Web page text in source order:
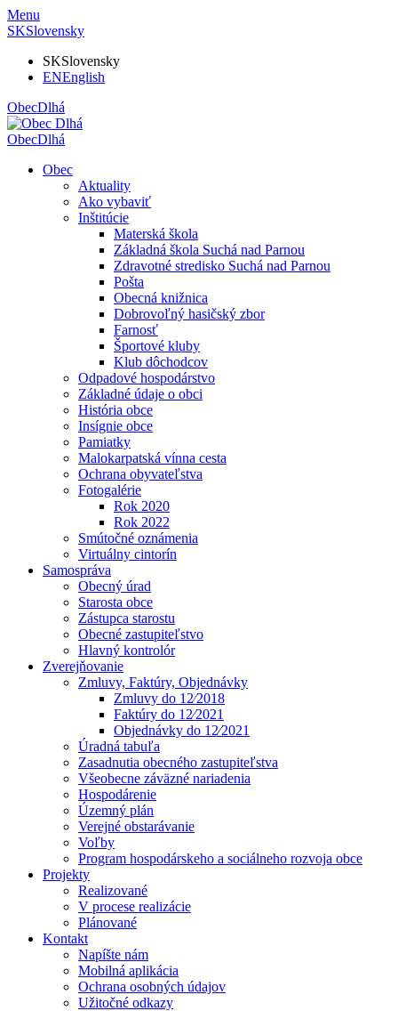
Menu
SKSlovensky
SKSlovensky
ENEnglish
ObecDlhá
ObecDlhá
Obec
Aktuality
Ako vybaviť
Inštitúcie
Materská škola
Základná škola Suchá nad Parnou
Zdravotné stredisko Suchá nad Parnou
Pošta
Obecná knižnica
Dobrovoľný hasičský zbor
Farnosť
Športové kluby
Klub dôchodcov
Odpadové hospodárstvo
Základné údaje o obci
História obce
Insígnie obce
Pamiatky
Malokarpatská vínna cesta
Ochrana obyvateľstva
Fotogalérie
Rok 2020
Rok 2022
Smútočné oznámenia
Virtuálny cintorín
Samospráva
Obecný úrad
Starosta obce
Zástupca starostu
Obecné zastupiteľstvo
Hlavný kontrolór
Zverejňovanie
Zmluvy, Faktúry, Objednávky
Zmluvy do 12⁄2018
Faktúry do 12⁄2021
Objednávky do 12⁄2021
Úradná tabuľa
Zasadnutia obecného zastupiteľstva
Všeobecne záväzné nariadenia
Hospodárenie
Územný plán
Verejné obstarávanie
Voľby
Program hospodárskeho a sociálneho rozvoja obce
Projekty
Realizované
V procese realizácie
Plánované
Kontakt
Napíšte nám
Mobilná aplikácia
Ochrana osobných údajov
Užitočné odkazy